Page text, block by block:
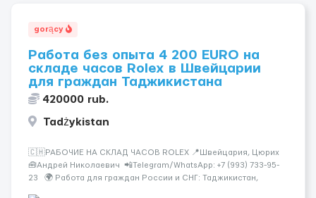
gorący
Работа без опыта 4 200 EURO на
складе часов Rolex в Швейцарии
для граждан Таджикистана
420000 rub.
Tadżykistan
🇨🇭РАБОЧИЕ НА СКЛАД ЧАСОВ ROLEX 📍Швейцария, Цюрих
🧰Андрей Николаевич 📲Telegram/WhatsApp: +7 (993) 733-95-
23 🌍 Работа для граждан России и СНГ: Таджикистан,